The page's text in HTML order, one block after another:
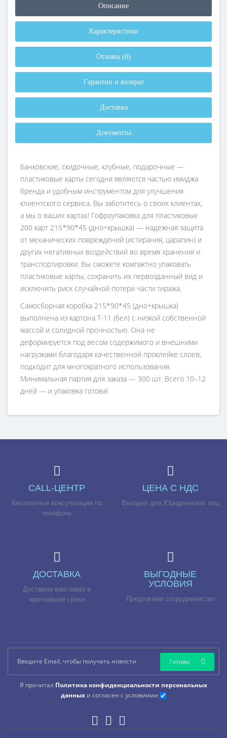
Описание
Характеристики
Отзывы (0)
Гарантии и возврат
Доставка
Документы
Банковские, скидочные, клубные, подарочные —
пластиковые карты сегодня являются частью имиджа
бренда и удобным инструментом для улучшения
клиентского сервиса. Вы заботитесь о своих клиентах,
а мы о ваших картах! Гофроупаковка для пластиковых
200 карт 215*90*45 (дно+крышка) — надежная защита
от механических повреждений (истирания, царапин) и
других негативных воздействий во время хранения и
транспортировки. Вы сможете компактно упаковать
пластиковые карты, сохранить их первозданный вид и
исключить риск случайной потери части тиража.
Самосборная коробка 215*90*45 (дно+крышка)
выполнена из картона Т-11 (бел) с низкой собственной
массой и солидной прочностью. Она не
деформируется под весом содержимого и внешними
нагрузками благодаря качественной проклейке слоев,
подходит для многократного использования.
Минимальная партия для заказа — 300 шт. Всего 10–12
дней — и упаковка готова!
CALL-ЦЕНТР
Бесплатные консультации по
телефону
ЦЕНА С НДС
Выгодно для Юридических лиц
ДОСТАВКА
Доставим ваш заказ в
кратчайшие сроки
ВЫГОДНЫЕ
УСЛОВИЯ
Предлагаем сотрудничество
Я прочитал Политика конфиденциальности персональных
данных и согласен с условиями
Готово